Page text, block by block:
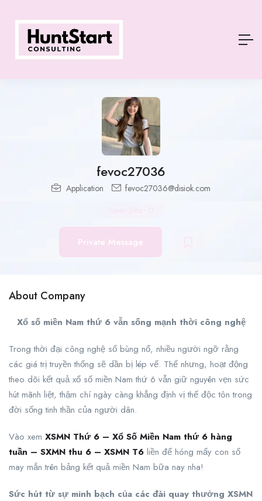
fevoc27036
Application fevoc27036@disiok.com
Private Message
About Company
Xổ số miền Nam thứ 6 vẫn sống mạnh thời công nghệ
Trong thời đại công nghệ số bùng nổ, nhiều người ngỡ rằng
các giá trị truyền thống sẽ dần bị lép vế. Thế nhưng, hoạt động
theo dõi kết quả xổ số miền Nam thứ 6 vẫn giữ nguyên vẹn sức
hút mãnh liệt, thậm chí ngày càng khẳng định vị thế độc tôn trong
đời sống tinh thần của người dân.
Vào xem XSMN Thứ 6 – Xổ Số Miền Nam thứ 6 hàng
tuần – SXMN thu 6 – XSMN T6 liền để hóng mấy con số
may mắn trên bảng kết quả miền Nam bữa nay nha!
Sức hút từ sự minh bạch của các đài quay thưởng XSMN